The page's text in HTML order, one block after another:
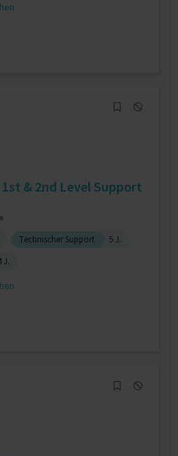
& 2nd Level Support
Technischer Support
5 J.
J.